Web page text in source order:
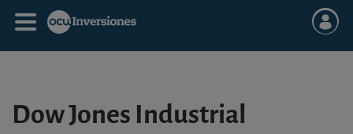
Dow Jones Industrial